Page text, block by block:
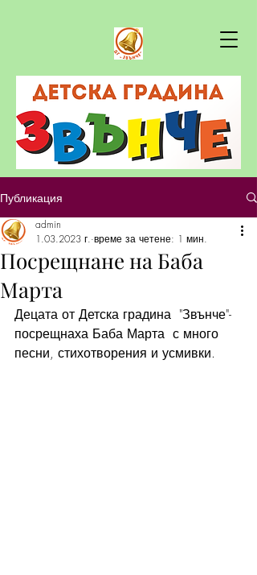
Публикация
Посрещнане на Баба
Марта
admin
1.03.2023 г. време за четене: 1 мин.
Децата от Детска градина  "Звънче"-
посрещнаха Баба Марта  с много
песни, стихотворения и усмивки.